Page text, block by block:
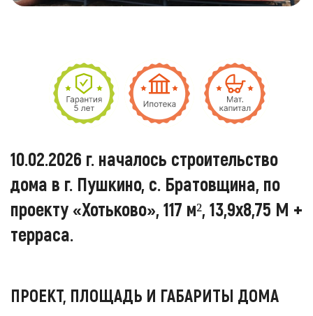
10.02.2026 г. началось строительство
дома в г. Пушкино, с. Братовщина, по
проекту «Хотьково», 117 м², 13,9х8,75 М +
терраса.
ПРОЕКТ, ПЛОЩАДЬ И ГАБАРИТЫ ДОМА